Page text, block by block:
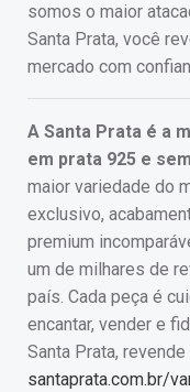
somos o maior
Santa Prata, você
mercado com
A Santa Prata é a
em prata 925 e
maior variedade do
exclusivo,
premium
um de milhares de
país. Cada peça é
encantar, vender e
Santa Prata, revende
santaprata.com.br/